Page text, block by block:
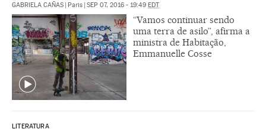
GABRIELA CAÑAS | Paris | SEP 07, 2016 - 19:49 EDT
“Vamos continuar sendo
uma terra de asilo”, afirma a
ministra de Habitação,
Emmanuelle Cosse
LITERATURA